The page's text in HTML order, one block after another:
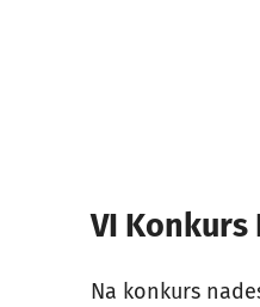
VI
Na konkurs